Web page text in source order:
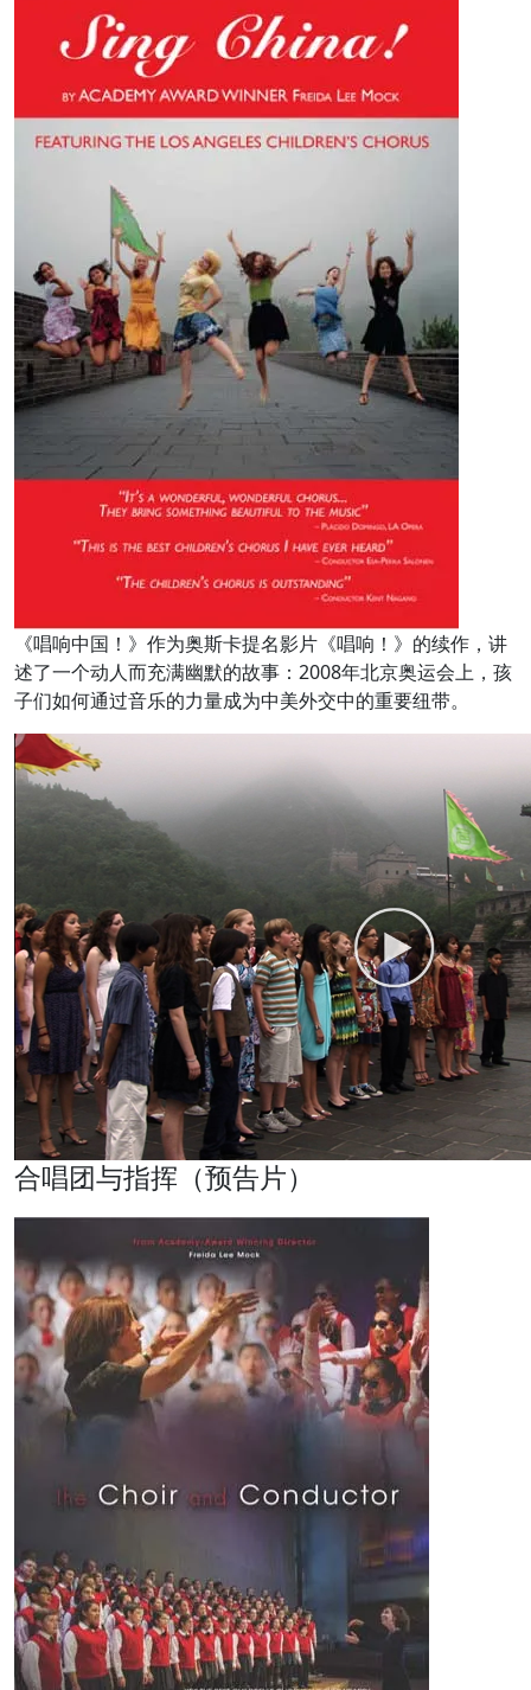
《唱响中国！》作为奥斯卡提名影片《唱响！》的续作，讲
述了一个动人而充满幽默的故事：2008年北京奥运会上，孩
子们如何通过音乐的力量成为中美外交中的重要纽带。
合唱团与指挥（预告片）